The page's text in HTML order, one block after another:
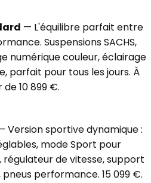
— L'équilibre parfait entre
Suspensions SACHS,
numérique couleur, éclairage
parfait pour tous les jours. À
10 899 €.
Version sportive dynamique :
mode Sport pour
de vitesse, support
pneus performance. 15 099 €.